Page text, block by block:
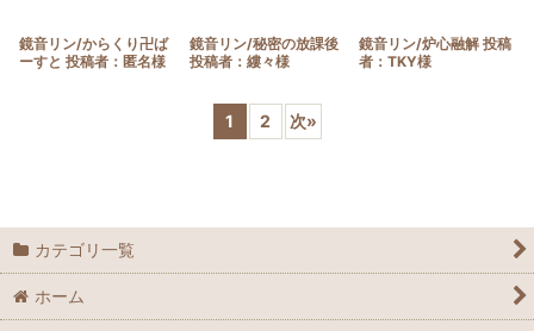
鏡音リン/からくり卍ば
ーすと 投稿者：匿名様
鏡音リン/秘密の放課後
投稿者：縷々様
鏡音リン/炉心融解 投稿
者：TKY様
1 2 次»
カテゴリ一覧
ホーム